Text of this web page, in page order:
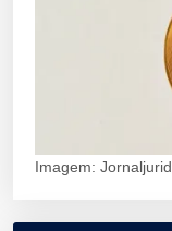
Imagem: Jornaljurid